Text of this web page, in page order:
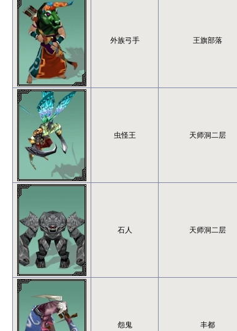
外族弓手 王旗部落
虫怪王 天师洞二层
石人 天师洞二层
怨鬼 丰都